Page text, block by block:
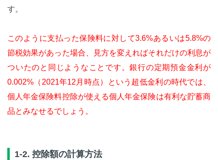
す。
このように支払った保険料に対して3.6%あるいは5.8%の
節税効果があった場合、見方を変えればそれだけの利息が
ついたのと同じようなことです。銀行の定期預金金利が
0.002%（2021年12月時点）という超低金利の時代では、
個人年金保険料控除が使える個人年金保険は有利な貯蓄商
品とみなせるでしょう。
1-2. 控除額の計算方法